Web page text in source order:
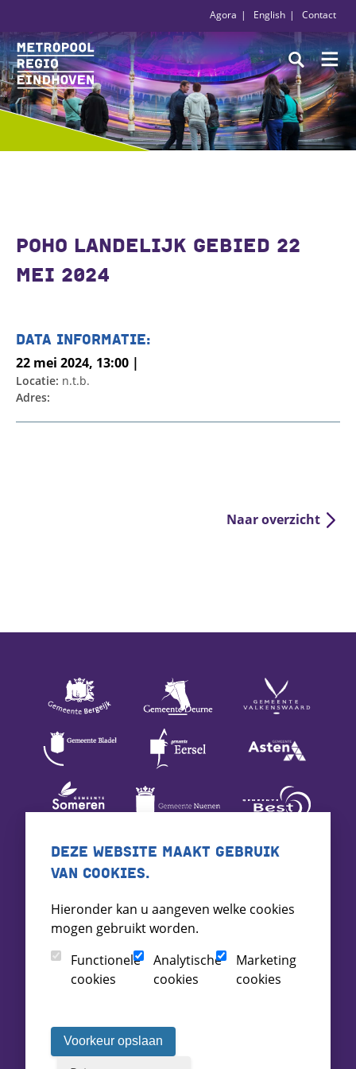
Agora English Contact
POHO LANDELIJK GEBIED 22
MEI 2024
DATA INFORMATIE:
22 mei 2024, 13:00 |
Locatie: n.t.b.
Adres:
Naar overzicht
DEZE WEBSITE MAAKT GEBRUIK
VAN COOKIES.
Hieronder kan u aangeven welke cookies
mogen gebruikt worden.
Functionele
cookies
Analytische
cookies
Marketing
cookies
Voorkeur opslaan